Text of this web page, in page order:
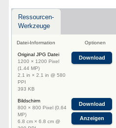
Ressourcen-
Werkzeuge
Datei-Information Optionen
Original JPG Datei
1200 × 1200 Pixel
(1.44 MP)
2.1 in × 2.1 in @ 580
PPI
393 KB
Download
Bildschirm
800 × 800 Pixel (0.64
MP)
6.8 cm × 6.8 cm @
Download
Anzeigen